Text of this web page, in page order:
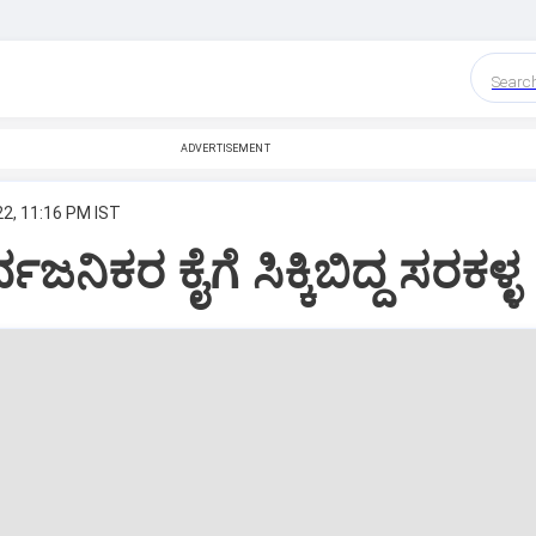
ADVERTISEMENT
11:16 PM IST
ಕೈಗೆ ಸಿಕ್ಕಿಬಿದ್ದ ಸರಕಳ್ಳ